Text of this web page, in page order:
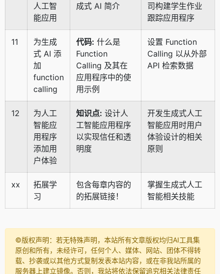
人工智
能应用
成式 AI 简介
司构建学生作业
跟踪应用程序
11
为生成
式 AI 添
加
function
calling
代码: 什么是
Function
Calling 及其在
应用程序中的使
用示例
设置 Function
Calling 以从外部
API 检索数据
12
为人工
智能应
用程序
添加用
户体验
知识点: 设计人
工智能应用程序
以实现信任和透
明度
开发生成式人工
智能应用时用户
体验设计的相关
原则
xx
拓展学
习
包含每章内容的
的拓展链接！
掌握生成式人工
智能相关技能
©️版权声明：若无特殊声明，本站所有文章版权均归AI工具集
原创和所有，未经许可，任何个人、媒体、网站、团体不得转
载、抄袭或以其他方式复制发表本站内容，或在非我站所属的
服务器上建立镜像。否则，我站将依法保留追究相关法律责任